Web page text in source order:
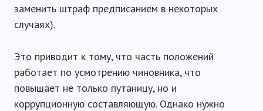
заменить штраф предписанием в некоторых
случаях).
Это приводит к тому, что часть положений
работает по усмотрению чиновника, что
повышает не только путаницу, но и
коррупционную составляющую. Однако нужно